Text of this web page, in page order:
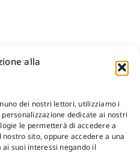
alla
dei nostri lettori, utilizziamo i
dedicate ai nostri
le permetterà di accedere a
sito, oppure accedere a una
suoi interessi negando il
Sicuri e anche Rateali